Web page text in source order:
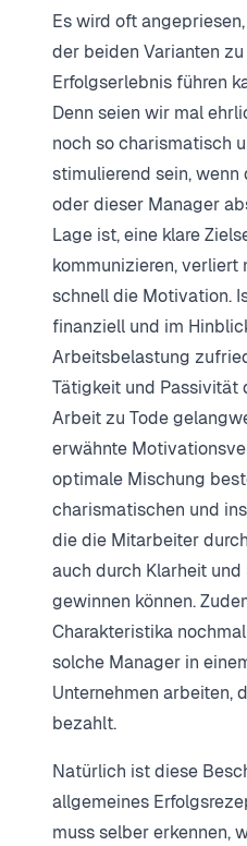
Es wird oft
der beiden Varianten
Erfolgserlebnis führen
Denn seien wir mal
noch so charismatisch
stimulierend sein,
oder dieser Manager
Lage ist, eine klare
kommunizieren, verliert
schnell die Motivation.
finanziell und im
Arbeitsbelastung
Tätigkeit und Passivität
Arbeit zu Tode
erwähnte
optimale Mischung
charismatischen und
die die Mitarbeiter
auch durch Klarheit
gewinnen können.
Charakteristika
solche Manager in
Unternehmen arbeiten,
bezahlt.
Natürlich ist diese
allgemeines
muss selber erkennen,